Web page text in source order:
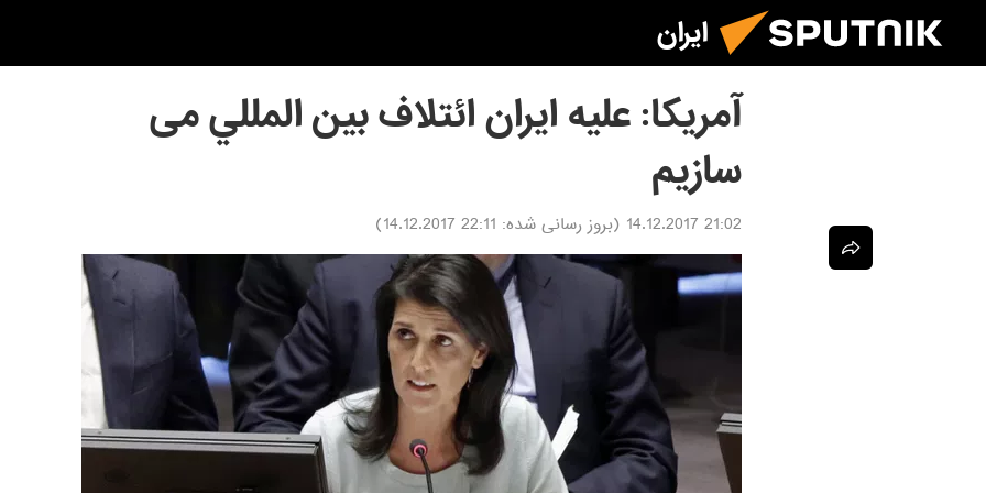
ایران
آمریکا: علیه ایران ائتلاف بین المللي می
سازیم
21:02 14.12.2017 (بروز رسانی شده: 22:11 14.12.2017
)